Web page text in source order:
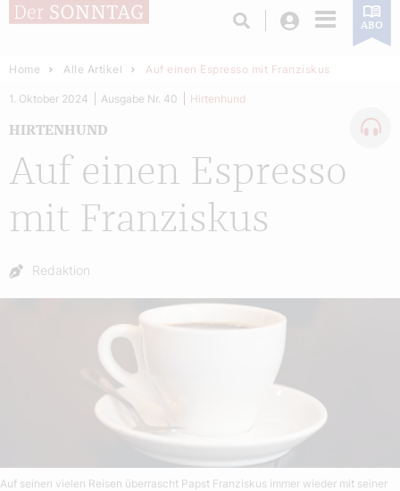
Login ABO
Home Alle Artikel Auf einen Espresso mit Franziskus
Auf einen Espresso
mit Franziskus
HIRTENHUND
1. Oktober 2024 Ausgabe Nr. 40 Hirtenhund
Autor:
Redaktion
Auf seinen vielen Reisen überrascht Papst Franziskus immer wieder mit seiner